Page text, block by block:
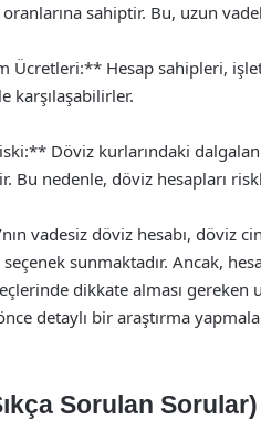
sahiptir. Bu, uzun
Ücretleri:** Hesap sahipleri,
karşılaşabilirler.
Döviz kurlarındaki
Bu nedenle, döviz hesapları
vadesiz döviz hesabı,
sunmaktadır. Ancak,
dikkate alması gereken
detaylı bir araştırma
Sorulan Sorular)